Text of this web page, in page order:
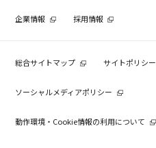
企業情報 採用情報
総合サイトマップ サイトポリシー
ソーシャルメディアポリシー
動作環境・Cookie情報の利用について